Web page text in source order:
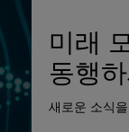
미래
동행
새로운 소식